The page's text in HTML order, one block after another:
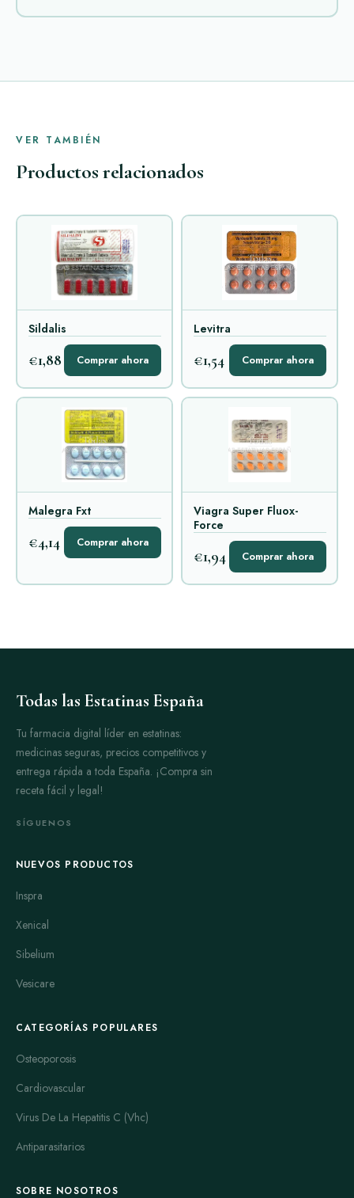
VER TAMBIÉN
Productos relacionados
Sildalis
€1,88 Comprar ahora
Levitra
€1,54 Comprar ahora
Malegra Fxt
€4,14 Comprar ahora
Viagra Super Fluox-
Force
€1,94 Comprar ahora
Todas las Estatinas España
Tu farmacia digital líder en estatinas:
medicinas seguras, precios competitivos y
entrega rápida a toda España. ¡Compra sin
receta fácil y legal!
SÍGUENOS
NUEVOS PRODUCTOS
Inspra
Xenical
Sibelium
Vesicare
CATEGORÍAS POPULARES
Osteoporosis
Cardiovascular
Virus De La Hepatitis C (Vhc)
Antiparasitarios
SOBRE NOSOTROS